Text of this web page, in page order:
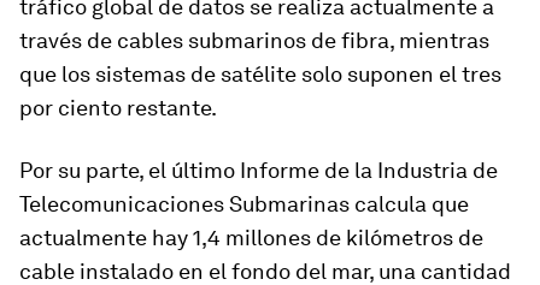
tráfico global de datos se realiza actualmente a
través de cables submarinos de fibra, mientras
que los sistemas de satélite solo suponen el tres
por ciento restante.
Por su parte, el último Informe de la Industria de
Telecomunicaciones Submarinas calcula que
actualmente hay 1,4 millones de kilómetros de
cable instalado en el fondo del mar, una cantidad